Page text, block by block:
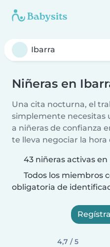
Niñeras en
Una cita nocturna, el
simplemente necesitas
a niñeras de confianza
te lleva negociar la hora
43 niñeras activas en
Todos los miembros
obligatoria de
4,7 / 5